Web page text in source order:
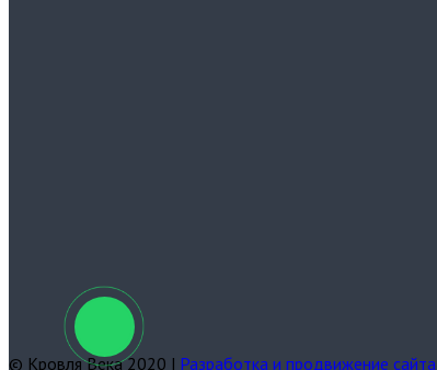
© Кровля Века 2020 | Разработка и продвижение сайта